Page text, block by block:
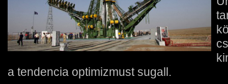
a tendencia optimizmust sugall.